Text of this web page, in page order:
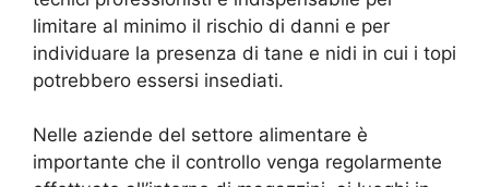
limitare al minimo il rischio di danni e per
individuare la presenza di tane e nidi in cui i topi
potrebbero essersi insediati.
Nelle aziende del settore alimentare è
importante che il controllo venga regolarmente